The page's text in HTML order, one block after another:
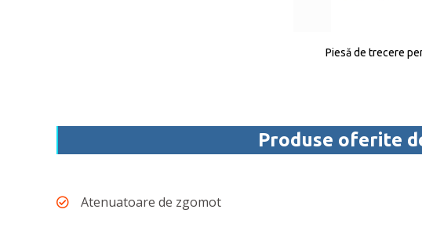
Piesă de trecere
Produse oferite
Atenuatoare de zgomot